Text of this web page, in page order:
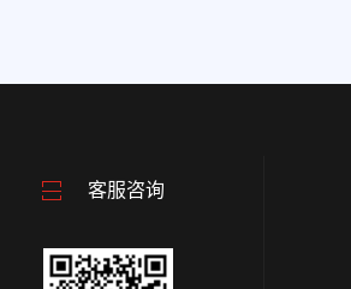
客服咨询